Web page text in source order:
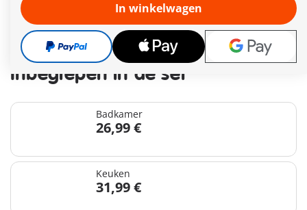
71,97 €
incl. btwplus verzendkosten
In winkelwagen
Inbegrepen in de set
Badkamer
26,99 €
Keuken
31,99 €